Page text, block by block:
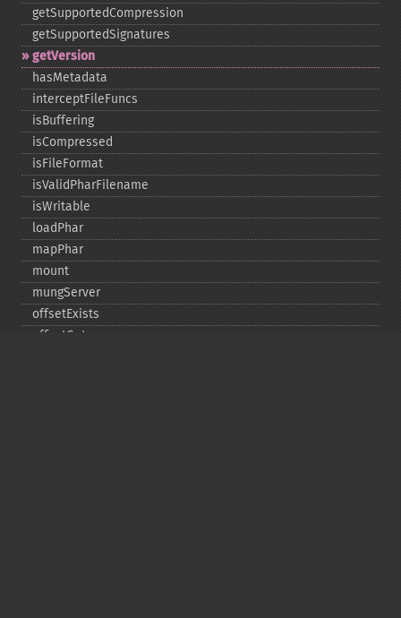
getSupportedCompression
getSupportedSignatures
getVersion
hasMetadata
interceptFileFuncs
isBuffering
isCompressed
isFileFormat
isValidPharFilename
isWritable
loadPhar
mapPhar
mount
mungServer
offsetExists
offsetGet